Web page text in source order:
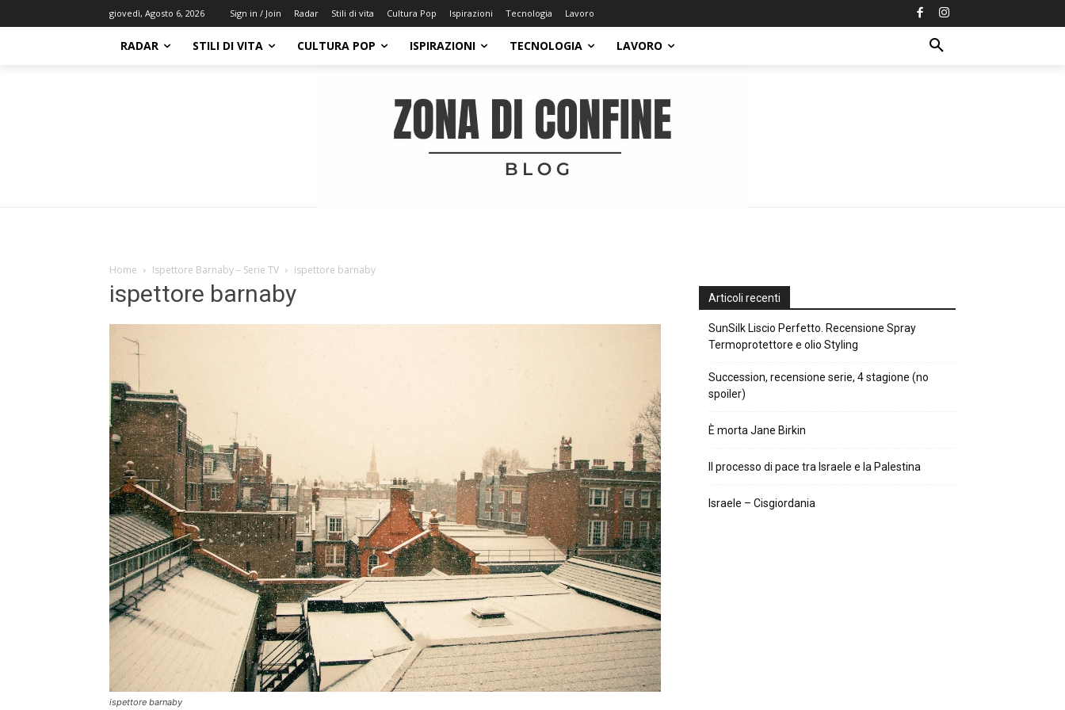
giovedì, Agosto 6, 2026 Sign in / Join Radar Stili di vita Cultura Pop Ispirazioni Tecnologia Lavoro
RADAR STILI DI VITA CULTURA POP ISPIRAZIONI TECNOLOGIA LAVORO
Home Ispettore Barnaby – Serie TV ispettore barnaby
ispettore barnaby
ispettore barnaby
Articoli recenti
SunSilk Liscio Perfetto. Recensione Spray
Termoprotettore e olio Styling
Succession, recensione serie, 4 stagione (no
spoiler)
È morta Jane Birkin
Il processo di pace tra Israele e la Palestina
Israele – Cisgiordania